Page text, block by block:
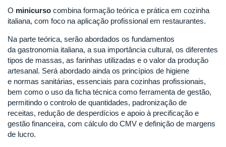
O minicurso combina formação teórica e prática em cozinha
italiana, com foco na aplicação profissional em restaurantes.
Na parte teórica, serão abordados os fundamentos
da gastronomia italiana, a sua importância cultural, os diferentes
tipos de massas, as farinhas utilizadas e o valor da produção
artesanal. Será abordado ainda os princípios de higiene
e normas sanitárias, essenciais para cozinhas profissionais,
bem como o uso da ficha técnica como ferramenta de gestão,
permitindo o controlo de quantidades, padronização de
receitas, redução de desperdícios e apoio à precificação e
gestão financeira, com cálculo do CMV e definição de margens
de lucro.